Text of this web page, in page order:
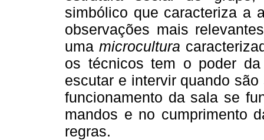
simbólico que caracteriza a
observações mais
uma microcultura
os técnicos tem o poder
escutar e intervir quando
funcionamento da sala se
mandos e no cumprimento
regras.